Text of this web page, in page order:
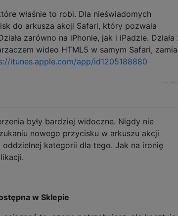
właśnie to robi. Dla nieświadomych
do arkusza akcji Safari, który pozwala
zarówno na iPhonie, jak i iPadzie. Działa
wideo HTML5 w samym Safari,
itunes.apple.com/app/id1205188880
były bardziej widoczne. Nigdy nie
nowego przycisku w arkuszu akcji
kategorii dla tego. Jak na ironię
w Sklepie